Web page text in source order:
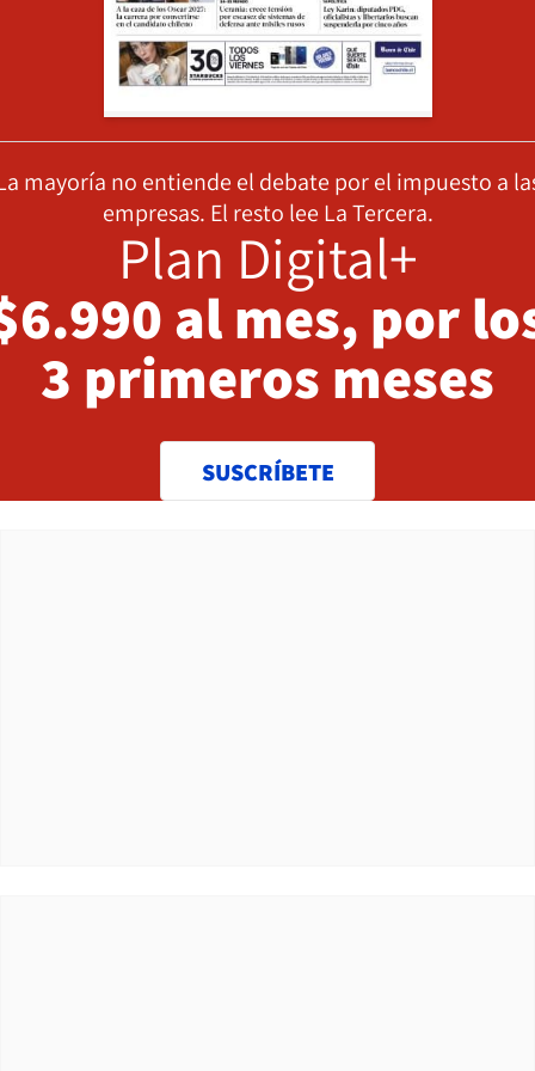
mayoría no entiende el debate por el impuesto a
empresas. El resto lee La Tercera.
Plan Digital+
al mes, por
3 primeros meses
SUSCRÍBETE